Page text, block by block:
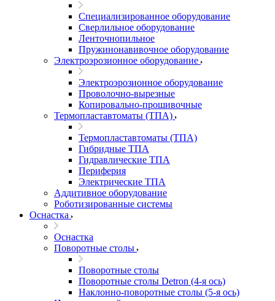
Специализированное оборудование
Сверлильное оборудование
Ленточнопильное
Пружинонавивочное оборудование
Электроэрозионное оборудование
Электроэрозионное оборудование
Проволочно-вырезные
Копировально-прошивочные
Термопластавтоматы (ТПА)
Термопластавтоматы (ТПА)
Гибридные ТПА
Гидравлические ТПА
Периферия
Электрические ТПА
Аддитивное оборудование
Роботизированные системы
Оснастка
Оснастка
Поворотные столы
Поворотные столы
Поворотные столы Detron (4-я ось)
Наклонно-поворотные столы (5-я ось)